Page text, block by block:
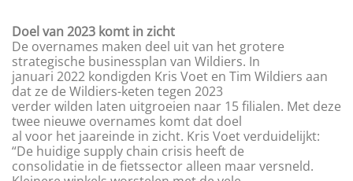
Doel van 2023 komt in zicht
De overnames maken deel uit van het grotere
strategische businessplan van Wildiers. In
januari 2022 kondigden Kris Voet en Tim Wildiers aan
dat ze de Wildiers-keten tegen 2023
verder wilden laten uitgroeien naar 15 filialen. Met deze
twee nieuwe overnames komt dat doel
al voor het jaareinde in zicht. Kris Voet verduidelijkt:
“De huidige supply chain crisis heeft de
consolidatie in de fietssector alleen maar versneld.